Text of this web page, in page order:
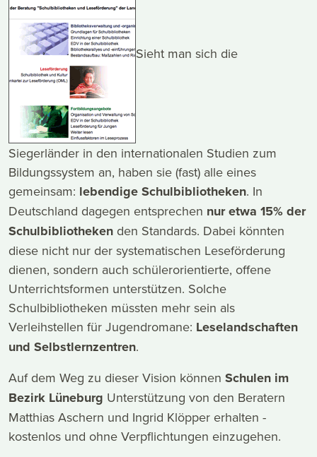
Sieht man sich die
Siegerländer in den internationalen Studien zum
Bildungssystem an, haben sie (fast) alle eines
gemeinsam: lebendige Schulbibliotheken. In
Deutschland dagegen entsprechen nur etwa 15% der
Schulbibliotheken den Standards. Dabei könnten
diese nicht nur der systematischen Leseförderung
dienen, sondern auch schülerorientierte, offene
Unterrichtsformen unterstützen. Solche
Schulbibliotheken müssten mehr sein als
Verleihstellen für Jugendromane: Leselandschaften
und Selbstlernzentren.
Auf dem Weg zu dieser Vision können Schulen im
Bezirk Lüneburg Unterstützung von den Beratern
Matthias Aschern und Ingrid Klöpper erhalten -
kostenlos und ohne Verpflichtungen einzugehen.